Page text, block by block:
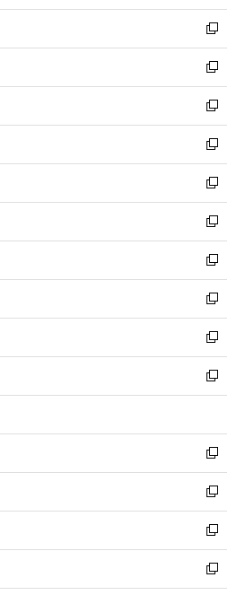
開
く
ウ
で
開
く
ン
ド
ウ
で
開
く
ウ
ィ
ン
ド
ウ
で
開
く
新
し
い
ウ
ィ
ン
ド
ウ
で
開
く
新
し
い
ウ
ィ
ン
ド
ウ
で
開
く
新
し
い
ウ
ィ
ン
ド
ウ
で
開
く
新
し
い
ウ
ィ
ン
ド
ウ
で
開
く
新
し
い
ウ
ィ
ン
ド
ウ
で
開
く
新
し
い
ウ
ィ
ン
ド
ウ
で
開
新
し
い
ウ
ィ
ン
ド
ウ
開
く
新
し
い
ウ
ィ
ン
ウ
で
開
く
新
し
い
ウ
ン
ド
ウ
で
開
く
新
し
ウ
ィ
ン
ド
ウ
で
開
く
新
し
い
ウ
ィ
ン
ド
ウ
新
し
い
ウ
ィ
ン
新
し
い
ウ
新
し